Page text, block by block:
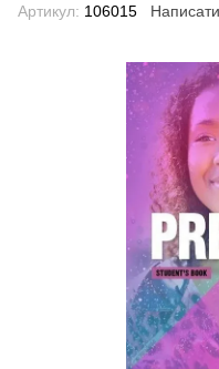
Артикул: 106015 Написати